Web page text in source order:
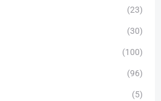
(23)
(30)
(100)
(96)
(5)